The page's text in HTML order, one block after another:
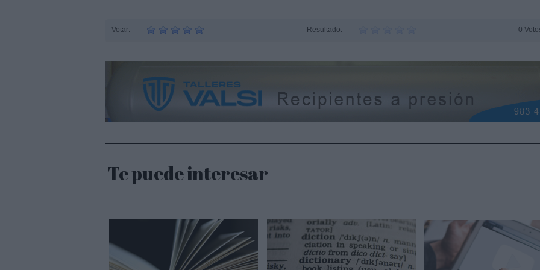
Votar: Resultado: 0
Te puede interesar